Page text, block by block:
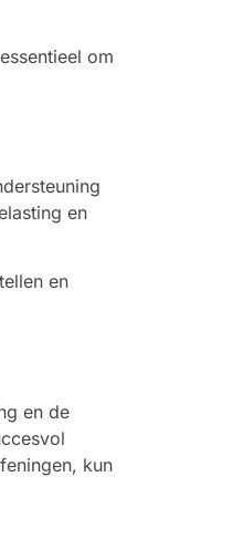
om
en
en
en de
kun